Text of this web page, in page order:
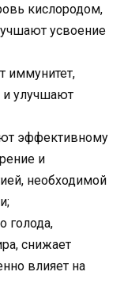
кислородом,
усвоение
иммунитет,
улучшают
эффективному
и
необходимой
голода,
снижает
влияет на